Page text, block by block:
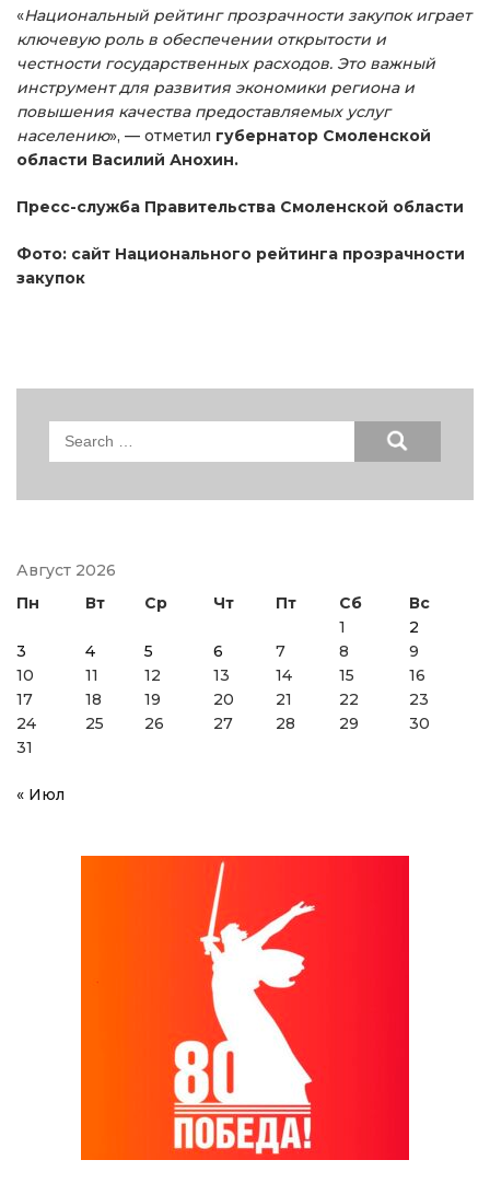
«Национальный рейтинг прозрачности закупок играет
ключевую роль в обеспечении открытости и
честности государственных расходов. Это важный
инструмент для развития экономики региона и
повышения качества предоставляемых услуг
населению», — отметил губернатор Смоленской
области Василий Анохин.
Пресс-служба Правительства Смоленской области
Фото: сайт Национального рейтинга прозрачности
закупок
Search
Август 2026
Пн
Вт Ср Чт Пт Сб
Вс
1
2
3
4 5 6 7 8
9
10
11 12 13 14 15
16
17
18 19 20 21 22
23
24
25 26 27 28 29
30
31
« Июл